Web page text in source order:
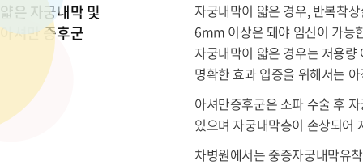
얇은 자궁내막 및
아셔만 증후군
자궁내막이 얇은 경우, 반복착
6mm 이상은 돼야 임신이 가능
자궁내막이 얇은 경우는 저용
명확한 효과 입증을 위해서는
아셔만증후군은 소파 수술 후
있으며 자궁내막층이 손상되어
차병원에서는 중증자궁내막유